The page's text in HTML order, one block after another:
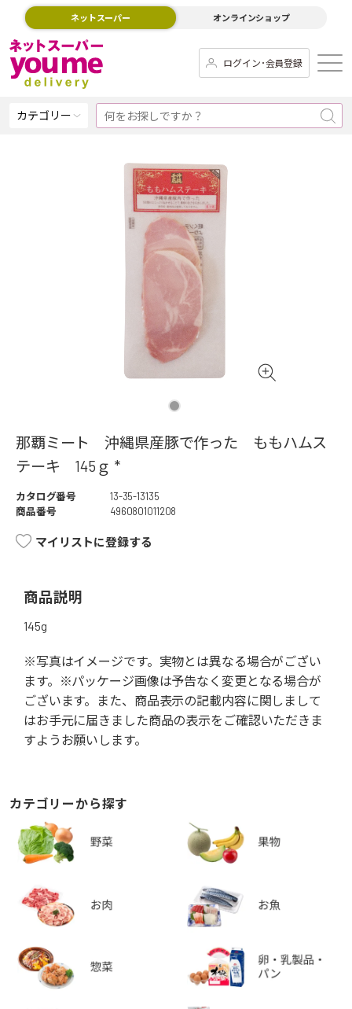
ネットスーパー オンラインショップ
ログイン･会員登録
カテゴリー
那覇ミート 沖縄県産豚で作った ももハムス
テーキ 145ｇ *
カタログ番号
13-35-13135
商品番号
4960801011208
マイリストに登録する
商品説明
145g
※写真はイメージです。実物とは異なる場合がござい
ます。※パッケージ画像は予告なく変更となる場合が
ございます。また、商品表示の記載内容に関しまして
はお手元に届きました商品の表示をご確認いただきま
すようお願いします。
カテゴリーから探す